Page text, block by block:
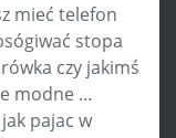
mieć telefon
stopa
czy jakimś
modne …
pajac w